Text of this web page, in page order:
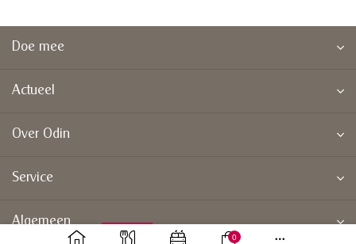
Doe mee
Actueel
Over Odin
Service
Algemeen
0